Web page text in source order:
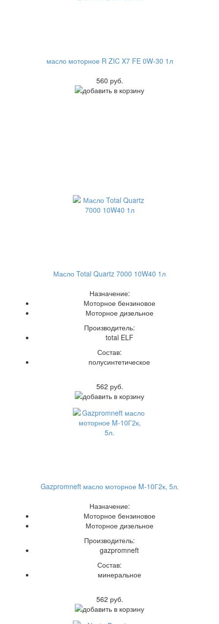
масло моторное R ZIC X7 FE 0W-30 1л
560 руб.
Масло Total Quartz 7000 10W40 1л
Назначение:
Моторное бензиновое
Моторное дизельное
Производитель:
total ELF
Состав:
полусинтетическое
562 руб.
Gazpromneft масло моторное M-10Г2к, 5л.
Назначение:
Моторное бензиновое
Моторное дизельное
Производитель:
gazpromneft
Состав:
минеральное
562 руб.